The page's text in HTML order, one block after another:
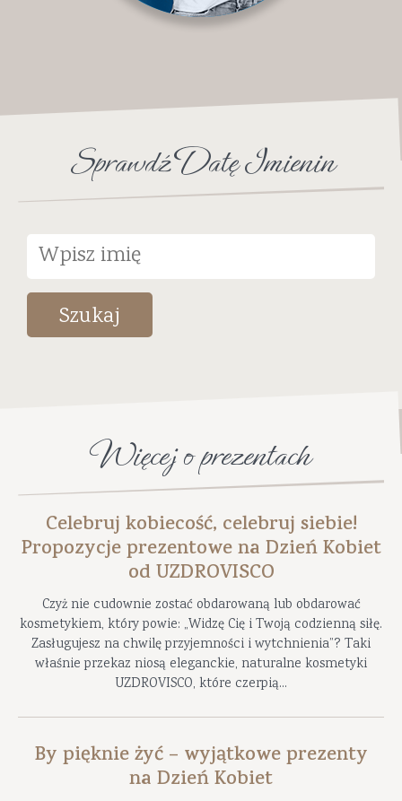
Sprawdź Datę Imienin
Szukaj
Więcej o prezentach
Celebruj kobiecość, celebruj siebie!
Propozycje prezentowe na Dzień Kobiet
od UZDROVISCO
Czyż nie cudownie zostać obdarowaną lub obdarować
kosmetykiem, który powie: „Widzę Cię i Twoją codzienną siłę.
Zasługujesz na chwilę przyjemności i wytchnienia”? Taki
właśnie przekaz niosą eleganckie, naturalne kosmetyki
UZDROVISCO, które czerpią...
By pięknie żyć – wyjątkowe prezenty
na Dzień Kobiet